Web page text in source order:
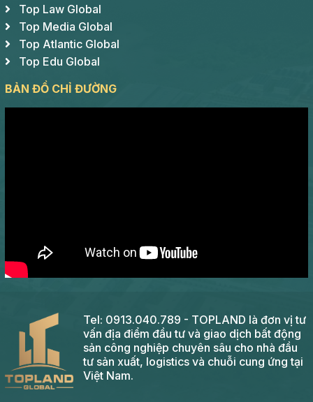
Top Law Global
Top Media Global
Top Atlantic Global
Top Edu Global
BẢN ĐỒ CHỈ ĐƯỜNG
Tel: 0913.040.789 - TOPLAND là đơn vị tư
vấn địa điểm đầu tư và giao dịch bất động
sản công nghiệp chuyên sâu cho nhà đầu
tư sản xuất, logistics và chuỗi cung ứng tại
Việt Nam.